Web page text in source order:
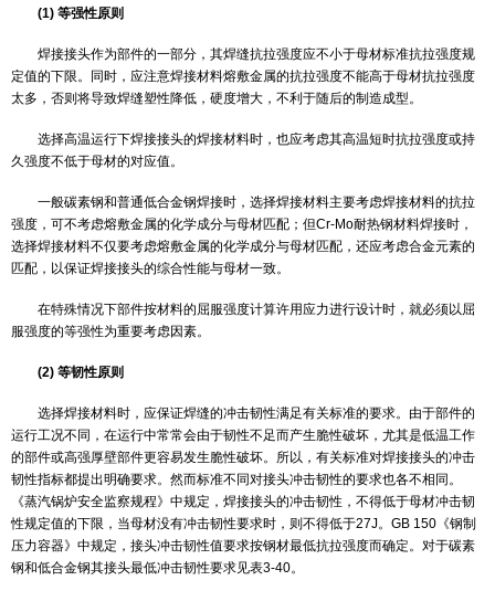
例如：HJ431
HJ:埋弧焊及电渣焊用熔炼焊剂
3：焊剂类型为高硅低氟
1：牌号编号，相同类型中的不同编号，按0，1…9排列
二．焊接材料的选择
为得到高质量的焊接接头，首先要合理选择焊接材料。
包括常温、高温短时强度、弯曲性能、冲击韧性、硬度、化学成
一些技术标准和设计图纸中对接头性能的特殊要求，诸如持久强度、
高温抗氧化性能、抗腐蚀性能等。
2.焊接接头制造工艺性能和焊接工艺性能的要求
经焊接组成的构件，在制造过程中不可避免要进行各种成型和切
如，冲压、卷、弯、车、刨等加工工序，这就要求焊接接头具有一定